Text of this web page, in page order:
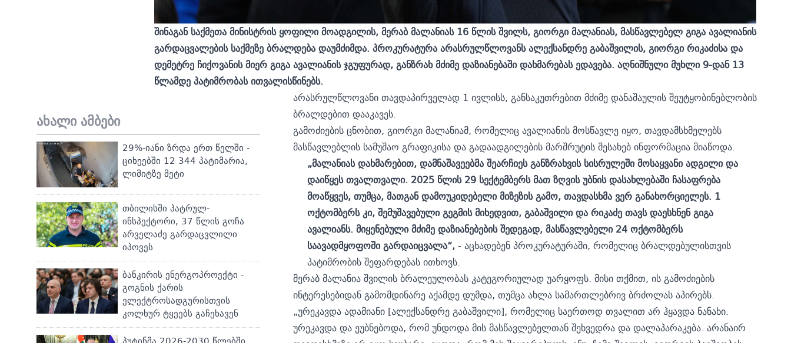
შინაგან საქმეთა მინისტრის ყოფილი მოადგილის, მერაბ მალანიას 16 წლის შვილს, გიორგი მალანიას, მასწავლებელ გიგა ავალიანის
გარდაცვალების საქმეზე ბრალდება დაუმძიმდა. პროკურატურა არასრულწლოვანს ალექსანდრე გაბაშვილის, გიორგი რიკაძისა და
დემეტრე ჩიქოვანის მიერ გიგა ავალიანის ჯგუფურად, განზრახ მძიმე დაზიანებაში დახმარებას ედავება. აღნიშნული მუხლი 9-დან 13
წლამდე პატიმრობას ითვალისწინებს.
ახალი ამბები
29%-იანი ზრდა ერთ წელში -
ციხეებში 12 344 პატიმარია,
ლიმიტზე მეტი
თბილისში პატრულ-
ინსპექტორი, 37 წლის გოჩა
არველაძე გარდაცვლილი
იპოვეს
ბანკირის ენერგოპროექტი -
გოგნის ქარის
ელექტროსადგურისთვის
კოლხურ ტყეებს გაჩეხავენ
არასრულწლოვანი თავდაპირველად 1 ივლისს, განსაკუთრებით მძიმე დანაშაულის შეუტყობინებლობის
ბრალდებით დააკავეს.
გამოძიების ცნობით, გიორგი მალანიამ, რომელიც ავალიანის მოსწავლე იყო, თავდამსხმელებს
მასწავლებლის სამუშაო გრაფიკისა და გადაადგილების მარშრუტის შესახებ ინფორმაცია მიაწოდა.
„მალანიას დახმარებით, დამნაშავეებმა შეარჩიეს განზრახვის სისრულეში მოსაყვანი ადგილი და
დაიწყეს თვალთვალი. 2025 წლის 29 სექტემბერს მათ ზღვის უბნის დასახლებაში ჩასაფრება
მოაწყვეს, თუმცა, მათგან დამოუკიდებელი მიზეზის გამო, თავდასხმა ვერ განახორციელეს. 1
ოქტომბერს კი, შემუშავებული გეგმის მიხედვით, გაბაშვილი და რიკაძე თავს დაესხნენ გიგა
ავალიანს. მიყენებული მძიმე დაზიანებების შედეგად, მასწავლებელი 24 ოქტომბერს
საავადმყოფოში გარდაიცვალა“,- აცხადებენ პროკურატურაში, რომელიც ბრალდებულისთვის
პატიმრობის შეფარდებას ითხოვს.
მერაბ მალანია შვილის ბრალეულობას კატეგორიულად უარყოფს. მისი თქმით, ის გამოძიების
ინტერესებიდან გამომდინარე აქამდე დუმდა, თუმცა ახლა სამართლებრივ ბრძოლას აპირებს.
„ურეკავდა ადამიანი [ალექსანდრე გაბაშვილი], რომელიც საერთოდ თვალით არ ჰყავდა ნანახი.
ურეკავდა და ეუბნებოდა, რომ უნდოდა მის მასწავლებელთან შეხვედრა და დალაპარაკება. არანაირ